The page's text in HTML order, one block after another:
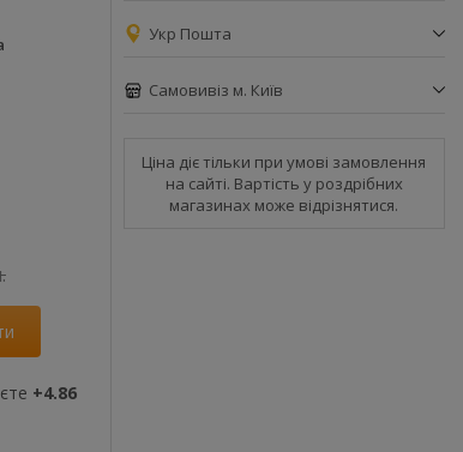
+4.86
Укр Пошта
Самовивіз м. Київ
Ціна діє тільки при умові замовлення
на сайті. Вартість у роздрібних
магазинах може відрізнятися.